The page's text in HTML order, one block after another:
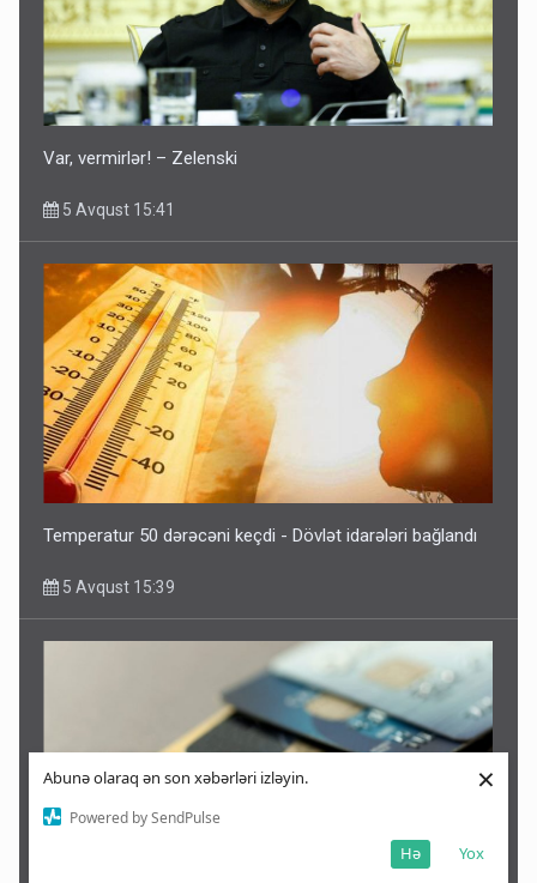
Abunə olaraq ən son xəbərləri izləyin.
Powered by SendPulse
Yox
Hə
×
Var, vermirlər! – Zelenski
5 Avqust 15:41
Temperatur 50 dərəcəni keçdi - Dövlət idarələri bağlandı
5 Avqust 15:39